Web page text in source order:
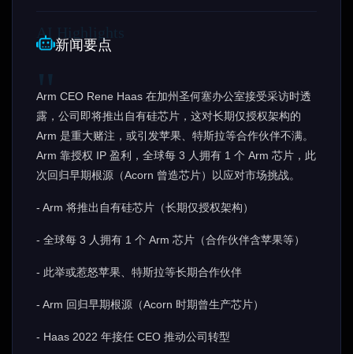
新闻要点
Arm CEO Rene Haas 在加州圣何塞办公室接受采访时透
露，公司即将推出自有硅芯片，这对长期仅授权架构的
Arm 是重大赌注，或引发苹果、特斯拉等合作伙伴不满。
Arm 靠授权 IP 盈利，全球每 3 人拥有 1 个 Arm 芯片，此
次回归早期根源（Acorn 曾造芯片）以应对市场挑战。
- Arm 将推出自有硅芯片（长期仅授权架构）
- 全球每 3 人拥有 1 个 Arm 芯片（合作伙伴含苹果等）
- 此举或惹怒苹果、特斯拉等长期合作伙伴
- Arm 回归早期根源（Acorn 时期曾生产芯片）
- Haas 2022 年接任 CEO 推动公司转型